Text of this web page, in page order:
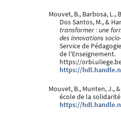
Mouvet, B., Barbosa, L.,
Dos Santos, M., &
transformer : une
des innovations
Service de
de l'Enseignement.
https://
https://
Mouvet, B., Munten, J.,
école de la
https://